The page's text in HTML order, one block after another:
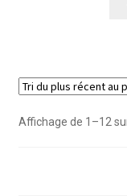
Affichage de 1–12